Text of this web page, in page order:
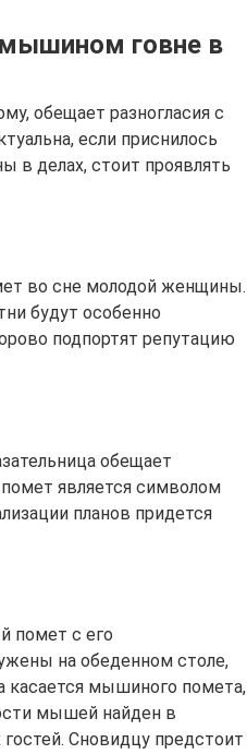
мышином говне в
обещает разногласия с
если приснилось
в делах, стоит проявлять
во сне молодой женщины.
будут особенно
подпортят репутацию
обещает
является символом
планов придется
помет с его
на обеденном столе,
мышиного помета,
мышей найден в
Сновидцу предстоит